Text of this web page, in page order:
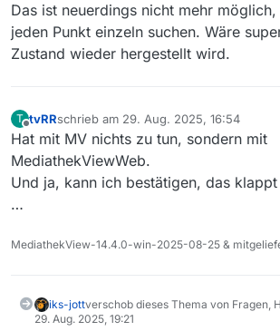
Das ist neuerdings nicht mehr möglich,
jeden Punkt einzeln suchen. Wäre
Zustand wieder hergestellt wird.
T
Offline
tvRRschrieb am 29. Aug. 2025, 16:54
zuletzt editiert von
Hat mit MV nichts zu tun, sondern mit
MediathekViewWeb.
Und ja, kann ich bestätigen, das
…
MediathekView-14.4.0-win-2025-08-25 &
iks-jottverschob dieses Thema von Fragen,
29. Aug. 2025, 19:21